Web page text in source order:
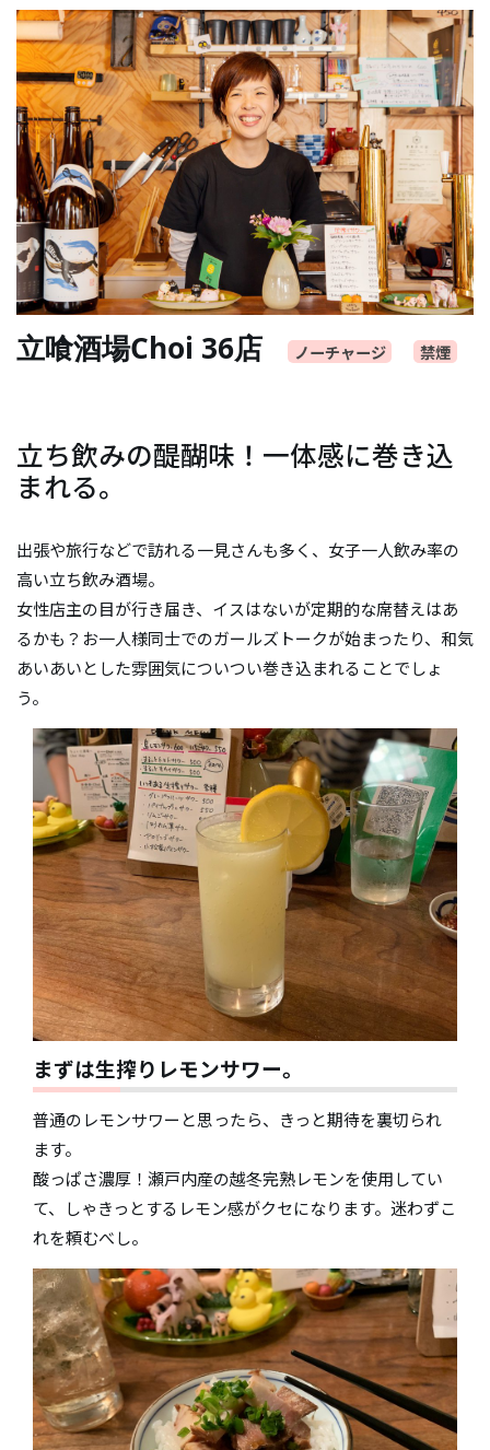
立喰酒場Choi 36店 ノーチャージ 禁煙
立ち飲みの醍醐味！一体感に巻き込
まれる。
出張や旅行などで訪れる一見さんも多く、女子一人飲み率の
高い立ち飲み酒場。
女性店主の目が行き届き、イスはないが定期的な席替えはあ
るかも？お一人様同士でのガールズトークが始まったり、和気
あいあいとした雰囲気についつい巻き込まれることでしょ
う。
まずは生搾りレモンサワー。
普通のレモンサワーと思ったら、きっと期待を裏切られ
ます。
酸っぱさ濃厚！瀬戸内産の越冬完熟レモンを使用してい
て、しゃきっとするレモン感がクセになります。迷わずこ
れを頼むべし。